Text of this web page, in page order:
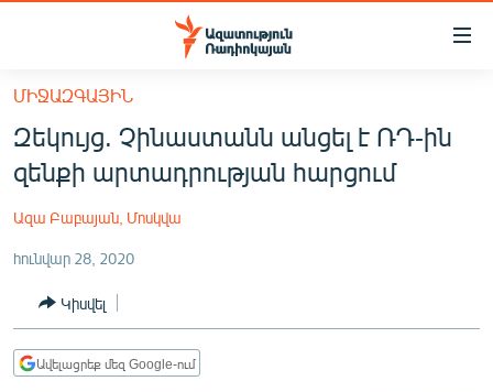
Մատչելիության
հիմնական
բովանդակությանը
Անցնել
հիմնական
մենյուին
ՀԱՅԱՍՏԱՆ
ՔԱՂԱՔԱԿԱՆ
ԸՆՏՐՈՒԹՅՈՒՆՆԵՐ 2026
ԻՐԱՎՈՒՆՔ
ՀԱՍԱՐԱԿՈՒԹՅՈՒՆ
ՏՆՏԵՍՈՒԹՅՈՒՆ
ՄԻՋԱԶԳԱՅԻՆ
Զեկույց. Չինաստանն անցել է ՌԴ-ին
զենքի արտադրության հարցում
Ազա Բաբայան, Մոսկվա
հունվար 28, 2020
Կիսվել
Ավելացրեք մեզ Google-ում